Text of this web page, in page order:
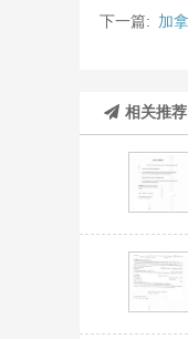
下一篇: 加
相关推荐